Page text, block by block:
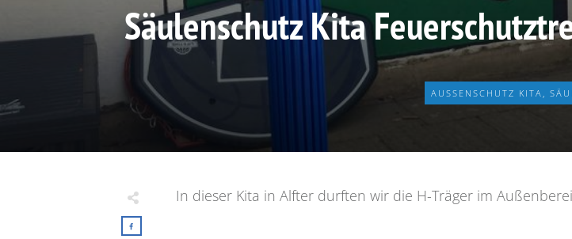
Säulenschutz Kita
AUSSENSCHUTZ KITA ,
In dieser Kita in Alfter durften wir die H-Träger im